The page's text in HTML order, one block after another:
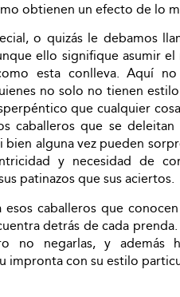
obtienen un efecto de lo
o quizás le debamos
ello signifique asumir
esta conlleva. Aquí
no solo no tienen
que cualquier
caballeros que se
bien alguna vez pueden
y necesidad de
patinazos que sus aciertos.
caballeros que
detrás de cada
no negarlas, y además
impronta con su estilo